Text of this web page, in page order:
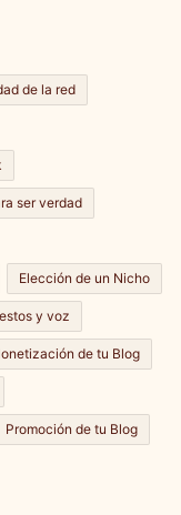
de la red
ser verdad
Elección de un Nicho
y voz
de tu Blog
Promoción de tu Blog